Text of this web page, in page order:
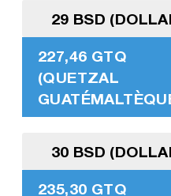
29 BSD
227,46 GTQ
(QUETZAL
30 BSD
235,30 GTQ